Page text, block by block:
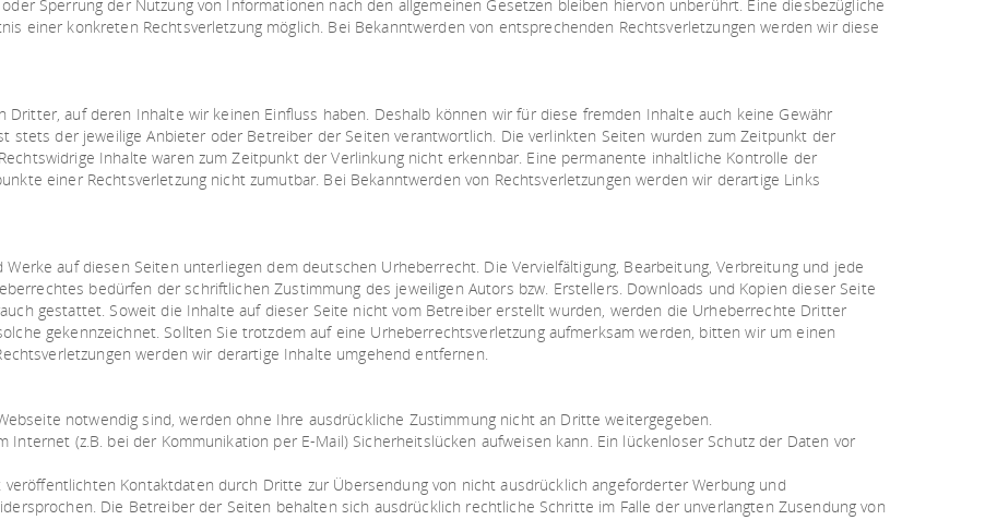
Sperrung der Nutzung von Informationen nach den allgemeinen Gesetzen bleiben hiervon unberührt. Eine diesbezügliche
einer konkreten Rechtsverletzung möglich. Bei Bekanntwerden von entsprechenden Rechtsverletzungen werden wir diese
auf deren Inhalte wir keinen Einfluss haben. Deshalb können wir für diese fremden Inhalte auch keine Gewähr
stets der jeweilige Anbieter oder Betreiber der Seiten verantwortlich. Die verlinkten Seiten wurden zum Zeitpunkt der
Inhalte waren zum Zeitpunkt der Verlinkung nicht erkennbar. Eine permanente inhaltliche Kontrolle der
einer Rechtsverletzung nicht zumutbar. Bei Bekanntwerden von Rechtsverletzungen werden wir derartige Links
auf diesen Seiten unterliegen dem deutschen Urheberrecht. Die Vervielfältigung, Bearbeitung, Verbreitung und jede
bedürfen der schriftlichen Zustimmung des jeweiligen Autors bzw. Erstellers. Downloads und Kopien dieser Seite
gestattet. Soweit die Inhalte auf dieser Seite nicht vom Betreiber erstellt wurden, werden die Urheberrechte Dritter
gekennzeichnet. Sollten Sie trotzdem auf eine Urheberrechtsverletzung aufmerksam werden, bitten wir um einen
werden wir derartige Inhalte umgehend entfernen.
notwendig sind, werden ohne Ihre ausdrückliche Zustimmung nicht an Dritte weitergegeben.
Internet (z.B. bei der Kommunikation per E-Mail) Sicherheitslücken aufweisen kann. Ein lückenloser Schutz der Daten vor
Kontaktdaten durch Dritte zur Übersendung von nicht ausdrücklich angeforderter Werbung und
Die Betreiber der Seiten behalten sich ausdrücklich rechtliche Schritte im Falle der unverlangten Zusendung von